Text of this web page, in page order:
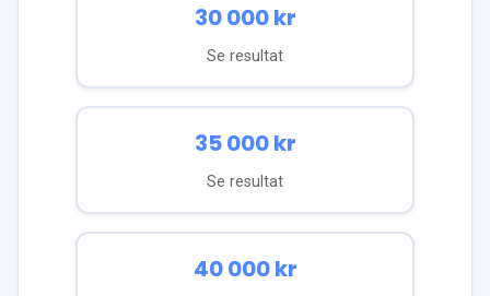
30 000kr
Se resultat
35 000kr
Se resultat
40 000kr